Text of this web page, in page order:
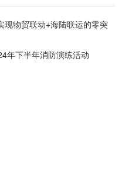
现物贸联动+海陆联运的零突
年下半年消防演练活动